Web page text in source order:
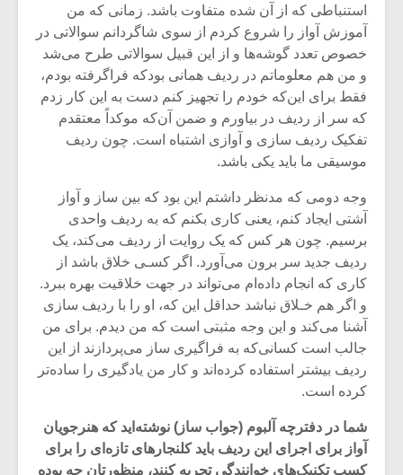
استنباطی که از آن شده متفاوت باشد. زمانی که من
آموزش آواز را شروع کردم از سوی شاگردانم سوالاتی در
خصوص تعدد گوشه‌ها و از این قبیل سوالاتی طرح می‌شد
و من هم معلوماتم در ردیف همانی بودکه فراگرفته بودم،
فقط برای این‌که خودم را تجهیز کنم دست به این کار زدم
که سر از ردیف در بیاورم و ضمن آن‌که موکداً معتقدم
تفکیک ردیف سازی و آوازی اشتباه است. چون ردیف
موسیقی ما باید یکی باشد.
وجه دومی که مدنظر داشتم این بود که بین ساز و آواز
آشتی ایجاد کنم، یعنی کاری بکنم که به ردیف واحدی
برسیم. چون هر کس که یک روایت از ردیف می‌کند، یک
ردیف جدید سر برون می‌آورد. اگر کسـی خلاق باشد از
کاری که انجام داده‌ام می‌تواند در جهت خلاقیت بهره ببرد.
و اگر هم خـلاق نباشد حداقل این که، او را با ردیف سازی
آشنا می‌کند و این وجه مثبتی است که من دیدم. برای من
جالب است کسانی‌که به فراگیری ساز می‌پردازند از این
ردیف بیشتر استفاده کرده‌اند و کار من یادگیری را ساده‌تر
کرده است.
شما در دفترچه آلبوم (جواب ساز) نوشته‌اید که هنرجویان
آواز برای اجرای این ردیف باید کلنجارهای تازه‌ای را برای
کسب تکنیک‌های خوانندگی تجربه کنند، منظورتان چه بوده
میکلوش روژا
یادداشتی بر موسیقی
شیش و نیم»
اگر نمی توانی
مشهورترین باشی،
بدنام ترین باش
موریس ژار
موسیقی